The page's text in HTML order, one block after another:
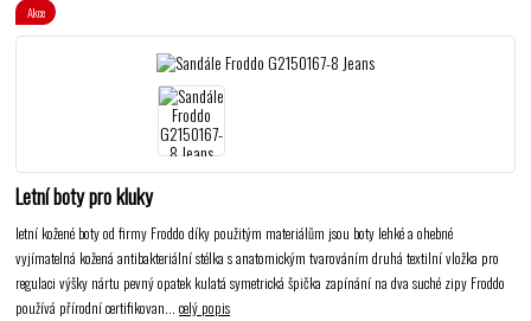
Akce
Letní boty pro kluky
letní kožené boty od firmy Froddo díky použitým materiálům jsou boty lehké a ohebné
vyjímatelná kožená antibakteriální stélka s anatomickým tvarováním druhá textilní vložka pro
regulaci výšky nártu pevný opatek kulatá symetrická špička zapínání na dva suché zipy Froddo
používá přírodní certifikovan...celý popis